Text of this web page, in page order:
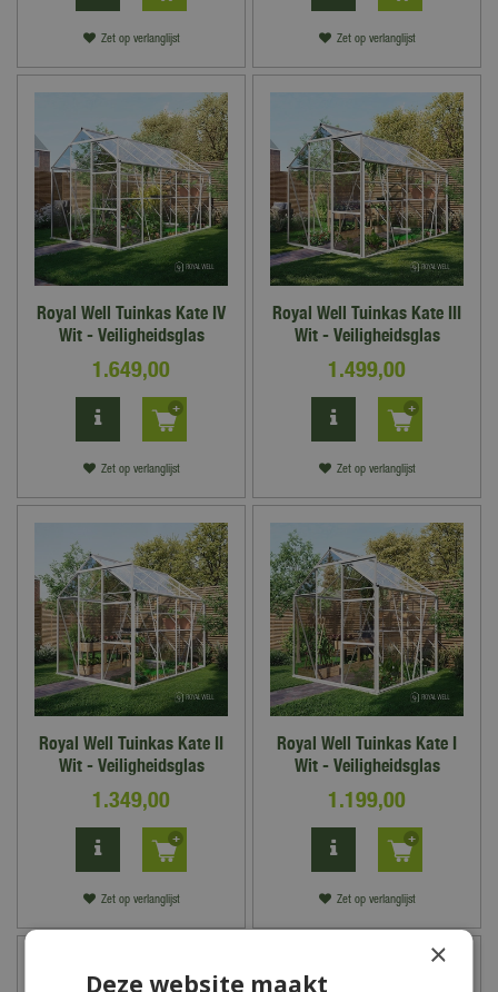
Zet op verlanglijst Zet op verlanglijst
Royal Well Tuinkas Kate IV
Wit - Veiligheidsglas
1.649,00
Zet op verlanglijst
Royal Well Tuinkas Kate III
Wit - Veiligheidsglas
1.499,00
Zet op verlanglijst
Royal Well Tuinkas Kate II
Wit - Veiligheidsglas
1.349,00
Zet op verlanglijst
Royal Well Tuinkas Kate I
Wit - Veiligheidsglas
1.199,00
Zet op verlanglijst
×
Deze website maakt